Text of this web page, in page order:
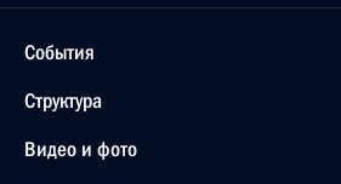
События
Структура
Видео и фото